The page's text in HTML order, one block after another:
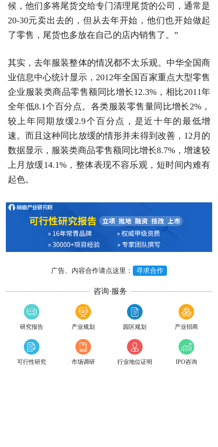
候，他们多将尾货交给专门清理尾货的公司，通常是
20-30元卖出去的，但从去年开始，他们也开始做起
了零售，尾货也多放在自己的店内销售了。”
其实，去年服装整体的情况都不太乐观。中华全国商
业信息中心统计显示，2012年全国百家重点大型零售
企业服装类商品零售额同比增长12.3%，相比2011年
全年低8.1个百分点。各类服装零售量同比增长2%，
较上年同期放缓2.9个百分点，是近十年的最低增
速。而且这种同比放缓的情形并未得到改善，12月的
数据显示，服装类商品零售额同比增长8.7%，增速较
上月放缓14.1%，整体表现不容乐观，短时间内难有
起色。
广告、内容合作请点这里： 寻求合作
咨询·服务
研究报告 产业规划 园区规划 产业招商
可行性研究 市场调研 行业地位证明 IPO咨询